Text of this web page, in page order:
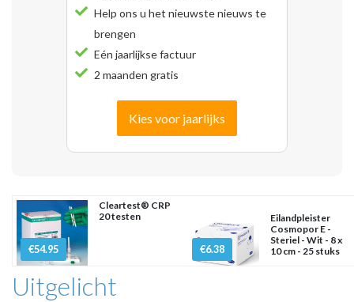
Help ons u het nieuwste nieuws te
brengen
Eén jaarlijkse factuur
2 maanden gratis
Kies voor jaarlijks
€54.95
Cleartest® CRP
20 testen
€6.38
Eilandpleister
Cosmopor E -
Steriel - Wit - 8 x
10 cm - 25 stuks
Uitgelicht